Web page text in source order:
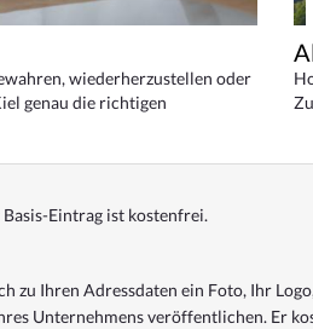
wiederherzustellen oder
genau die richtigen
Basis-Eintrag ist kostenfrei.
zu Ihren Adressdaten ein Foto, Ihr
Unternehmens veröffentlichen. Er